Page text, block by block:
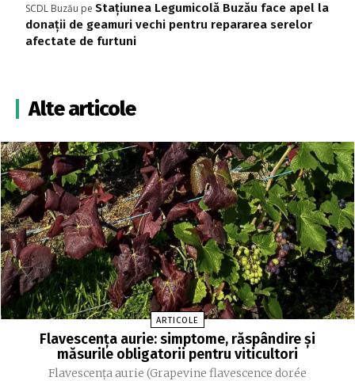
SCDL Buzău pe Stațiunea Legumicolă Buzău face apel la
donații de geamuri vechi pentru repararea serelor
afectate de furtuni
Alte articole
ARTICOLE
Flavescența aurie: simptome, răspândire și
măsurile obligatorii pentru viticultori
Flavescența aurie (Grapevine flavescence dorée